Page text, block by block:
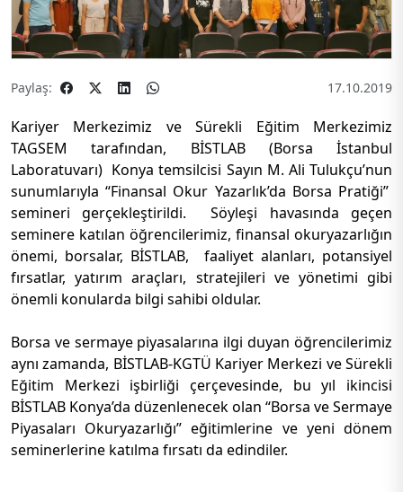
Paylaş: 17.10.2019
Kariyer Merkezimiz ve Sürekli Eğitim Merkezimiz
TAGSEM tarafından, BİSTLAB (Borsa İstanbul
Laboratuvarı) Konya temsilcisi Sayın M. Ali Tulukçu’nun
sunumlarıyla “Finansal Okur Yazarlık’da Borsa Pratiği”
semineri gerçekleştirildi. Söyleşi havasında geçen
seminere katılan öğrencilerimiz, finansal okuryazarlığın
önemi, borsalar, BİSTLAB, faaliyet alanları, potansiyel
fırsatlar, yatırım araçları, stratejileri ve yönetimi gibi
önemli konularda bilgi sahibi oldular.
Borsa ve sermaye piyasalarına ilgi duyan öğrencilerimiz
aynı zamanda, BİSTLAB-KGTÜ Kariyer Merkezi ve Sürekli
Eğitim Merkezi işbirliği çerçevesinde, bu yıl ikincisi
BİSTLAB Konya’da düzenlenecek olan “Borsa ve Sermaye
Piyasaları Okuryazarlığı” eğitimlerine ve yeni dönem
seminerlerine katılma fırsatı da edindiler.